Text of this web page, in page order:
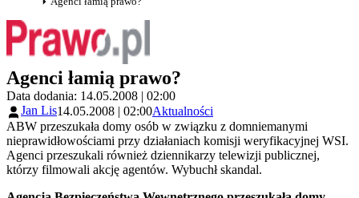
Agenci łamią prawo?
Data dodania: 14.05.2008 | 02:00
Jan Lis14.05.2008 | 02:00Aktualności
ABW przeszukała domy osób w związku z domniemanymi
nieprawidłowościami przy działaniach komisji weryfikacyjnej WSI.
Agenci przeszukali również dziennikarzy telewizji publicznej,
którzy filmowali akcję agentów. Wybuchł skandal.